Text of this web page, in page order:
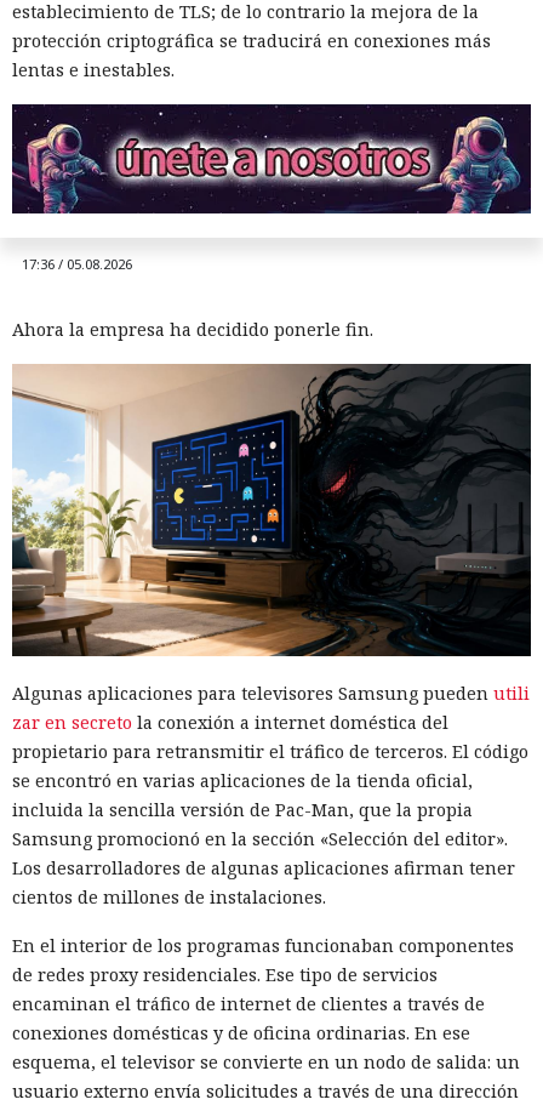
establecimiento de TLS; de lo contrario la mejora de la
protección criptográfica se traducirá en conexiones más
lentas e inestables.
Mientras veías una película, tu
televisor Samsung pudo haber
estado canalizando durante
horas tráfico ajeno por tu red
doméstica.
17:36 / 05.08.2026
Ahora la empresa ha decidido ponerle fin.
Algunas aplicaciones para televisores Samsung pueden utili
zar en secreto la conexión a internet doméstica del
propietario para retransmitir el tráfico de terceros. El código
se encontró en varias aplicaciones de la tienda oficial,
incluida la sencilla versión de Pac-Man, que la propia
Samsung promocionó en la sección «Selección del editor».
Los desarrolladores de algunas aplicaciones afirman tener
cientos de millones de instalaciones.
En el interior de los programas funcionaban componentes
de redes proxy residenciales. Ese tipo de servicios
encaminan el tráfico de internet de clientes a través de
conexiones domésticas y de oficina ordinarias. En ese
esquema, el televisor se convierte en un nodo de salida: un
usuario externo envía solicitudes a través de una dirección